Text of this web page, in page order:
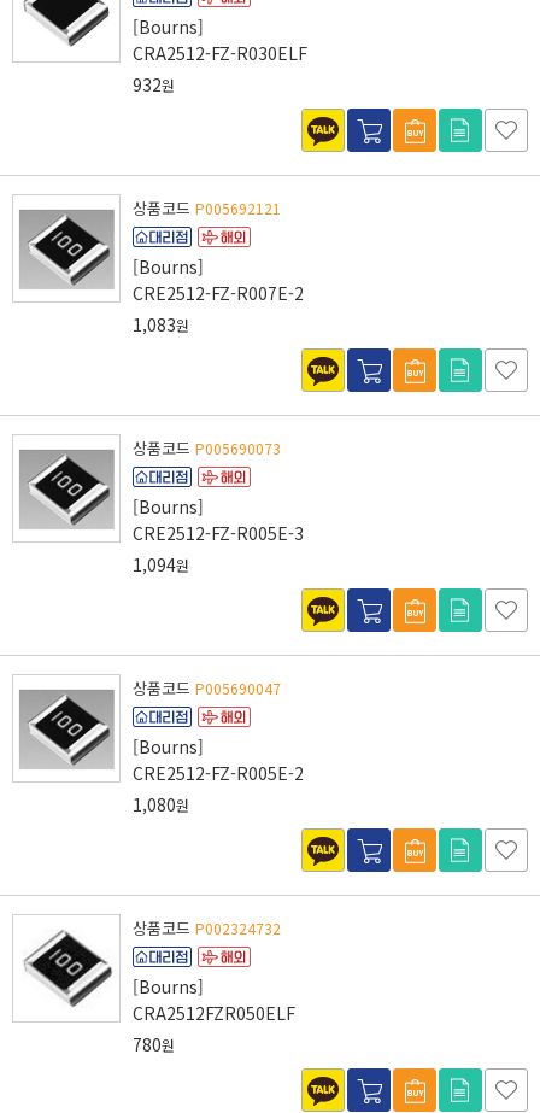
[Bourns]
CRA2512-FZ-R030ELF
932원
상품코드 P005692121
[Bourns]
CRE2512-FZ-R007E-2
1,083원
상품코드 P005690073
[Bourns]
CRE2512-FZ-R005E-3
1,094원
상품코드 P005690047
[Bourns]
CRE2512-FZ-R005E-2
1,080원
상품코드 P002324732
[Bourns]
CRA2512FZR050ELF
780원